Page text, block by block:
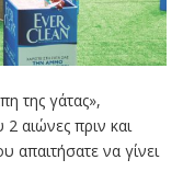
της γάτας»,
αιώνες πριν και
απαιτήσατε να γίνει